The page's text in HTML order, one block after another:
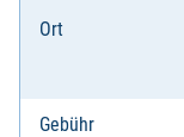
Ort
Gebühr